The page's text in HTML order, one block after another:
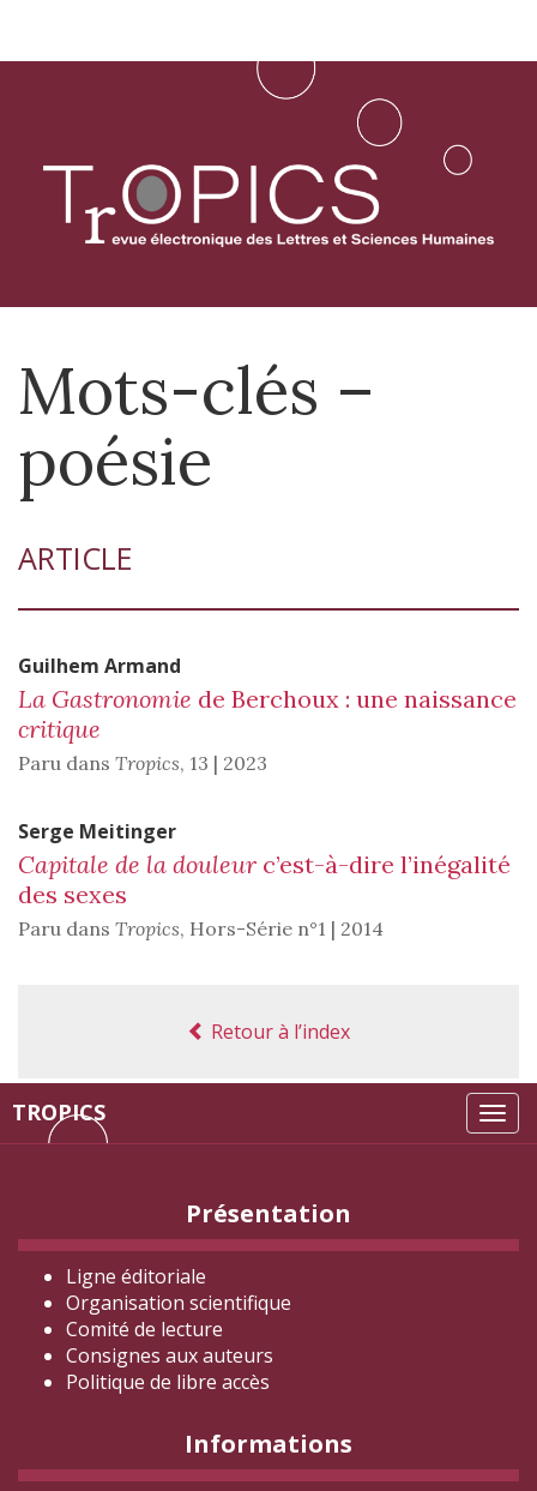
Aller
TROPICS
Mots-clés –
poésie
ARTICLE
Guilhem Armand
La Gastronomie de Berchoux : une naissance
critique
Paru dans Tropics, 13 | 2023
Serge Meitinger
Capitale de la douleur c’est-à-dire l’inégalité
des sexes
Paru dans Tropics, Hors-Série n°1 | 2014
Retour à l’index
Présentation
Ligne éditoriale
Organisation scientifique
Comité de lecture
Consignes aux auteurs
Politique de libre accès
Informations